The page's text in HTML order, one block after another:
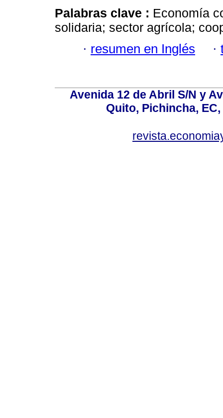
Palabras clave : Economía
solidaria; sector agrícola;
· resumen en Inglés ·
Avenida 12 de Abril S/N y
Quito, Pichincha,